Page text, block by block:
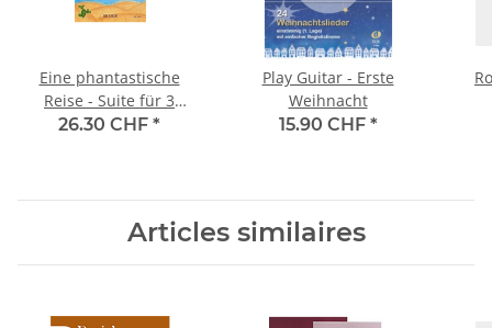
Eine phantastische
Reise - Suite für 3
Gitarren
26.30 CHF *
Play Guitar - Erste
Weihnacht
15.90 CHF *
Articles similaires